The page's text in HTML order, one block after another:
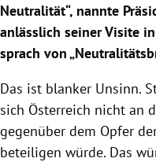
Neutralität“, nannte
anlässlich seiner Visite
sprach von
Das ist blanker Unsinn.
sich Österreich nicht an
gegenüber dem Opfer
beteiligen würde. Das